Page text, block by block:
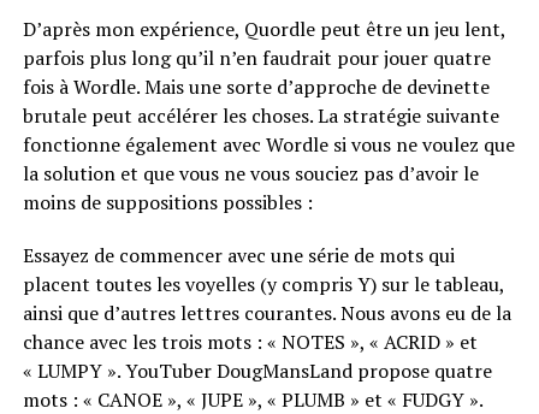
D’après mon expérience, Quordle peut être un jeu lent,
parfois plus long qu’il n’en faudrait pour jouer quatre
fois à Wordle. Mais une sorte d’approche de devinette
brutale peut accélérer les choses. La stratégie suivante
fonctionne également avec Wordle si vous ne voulez que
la solution et que vous ne vous souciez pas d’avoir le
moins de suppositions possibles :
Essayez de commencer avec une série de mots qui
placent toutes les voyelles (y compris Y) sur le tableau,
ainsi que d’autres lettres courantes. Nous avons eu de la
chance avec les trois mots : « NOTES », « ACRID » et
« LUMPY ». YouTuber DougMansLand propose quatre
mots : « CANOE », « JUPE », « PLUMB » et « FUDGY ».